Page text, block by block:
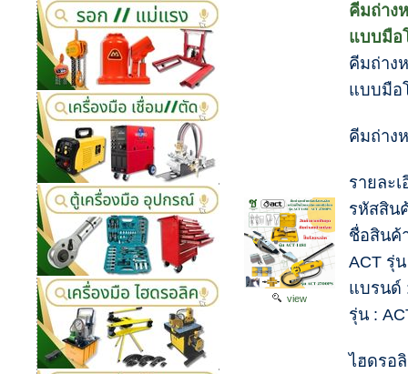
view
คีมถ่าง
แบบมือ
คีมถ่าง
แบบมือ
คีมถ่าง
รายละ
รหัสสิน
ชื่อสินค้
ACT รุ่
แบรนด์
รุ่น :
ไฮดรอ